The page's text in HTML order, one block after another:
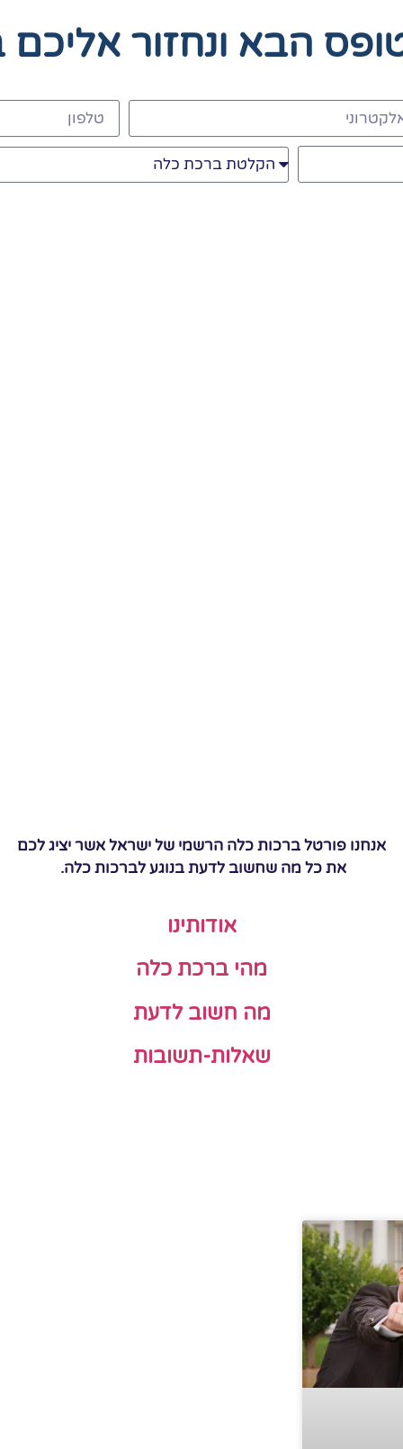
הבא ונחזור
אנחנו פורטל ברכות כלה הרשמי של ישראל אשר יציג לכם
את כל מה שחשוב לדעת בנוגע לברכות כלה.
אודותינו
מהי ברכת כלה
מה חשוב לדעת
שאלות-תשובות